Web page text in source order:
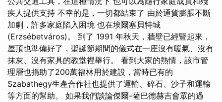
疾人提供支持 不幸的是，一切都結束了 由於通貨膨脹不斷
加劇，許多家庭陷入困境 也在埃爾塞貝特城
(Erzsébetváros)。 到了 1991 年秋天，牆壁已經豎起來，
屋頂也準備好了，聖誕節期間的儀式在一座沒有暖氣、沒有
抹灰、沒有家具的教堂裡舉行。 看到大家的熱情，該市管
理層也捐助了200萬福林用於建設，當時已有的
Szabathegy生產合作社也提供了運輸、碎石、沙子和運輸
等方面的幫助。 如果我們談論傑爾-薩巴德赫吉會眾的過